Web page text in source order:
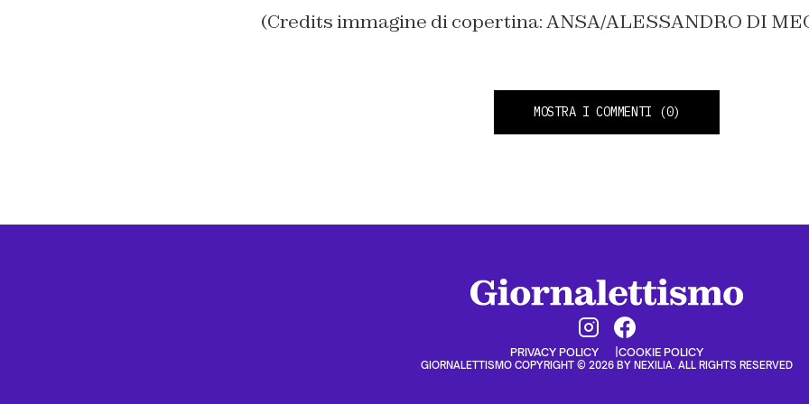
(Credits immagine di copertina: ANSA/ALESSANDRO DI
MOSTRA I COMMENTI (0)
PRIVACY POLICY COOKIE POLICY
GIORNALETTISMO COPYRIGHT © 2026 BY NEXILIA. ALL RIGHTS RESERVED